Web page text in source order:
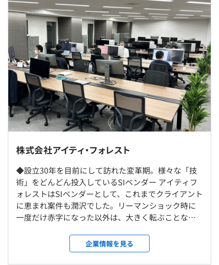
正式パートナーであり、長年の経験と他社にはない独自の
ノウハウにより、お客様に合わせたサービスを提供してい
ます。
・新しいデータベースの技術「NoSQLデータベース」を
活用。この領域で先行しているプロダクト、
『MarkLogic』（米国MarkLogic社）とも正式パートナー
契約を締結し、顧客向けの開発をおこなっています。事前
のモデリングや複雑な変換インタフェースを実装すること
なく、異機種環境にあるさまざまな形態やフォーマットの
データを統合的に管理・利用できる点が特徴。近年のニー
DB技術として注目され、市場ニーズが急拡大中。10年先
を見据える技術に触れられます。
・ホテルチャネルマネジャー連携システム構築（大手旅行
代理店）
・生命保険会社様コーポレートサイトリニューアル（生命
東京本社の中で開発する案件50％
お客様先（基本的に23区内）にチームで常駐の上で開発
する案件50％
※リモート頻度は案件により異なります（9割の案件は週
2～3日リモートOK）。
就業場所の変更範囲
＜雇入時＞
会社の定める場所
■月給：約30.83万円〜49.91万円
・基本給：約230,183円〜
・固定残業代：30時間分、約78,117円～（超過分は別
途支給）
（※想定年収は年収提示額を保証するものではありません）
基本10：00〜19：00（8時間勤務）
休憩時間：60分
平均残業時間：平均10-20時間／月
・完全週休2日制（土・日）
株式会社アイティ・フォレスト
◆設立30年を目前にして訪れた変革期。様々な「技
術」をどんどん投入しているSIベンダー アイティフ
ォレストはSIベンダーとして、これまでクライアント
に恵まれ案件も潤沢でした。リーマンショック時に
一度だけ赤字になった以外は、大きく転ぶことなく
す。 ただ、このまま「堅調」のペースで良いものか
と社内で議論になることもあり、より「急成長」を
企業情報を見る